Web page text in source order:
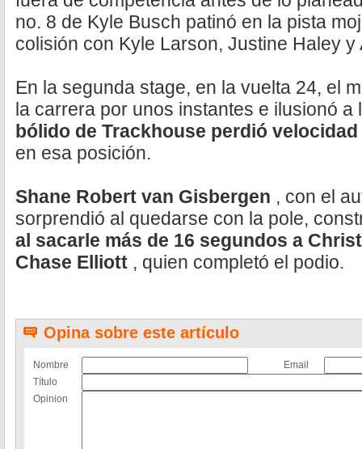
no. 8 de Kyle Busch patinó en la pista
colisión con Kyle Larson, Justine Haley y
En la segunda stage, en la vuelta 24, el
la carrera por unos instantes e ilusionó
bólido de Trackhouse perdió
en esa posición.
Shane Robert van Gisbergen , con el
sorprendió al quedarse con la pole,
al sacarle más de 16 segundos a
Chase Elliott , quien completó el podio.
Opina sobre este artículo
Nombre
Email
Título
Opinion